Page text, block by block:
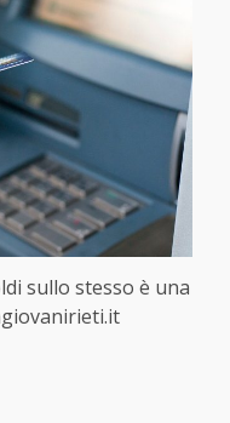
sullo stesso è una